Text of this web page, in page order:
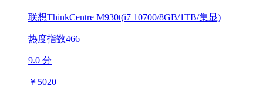
联想ThinkCentre M930t(i7 10700/8GB/1TB/集显)
热度指数466
9.0 分
￥ 5020